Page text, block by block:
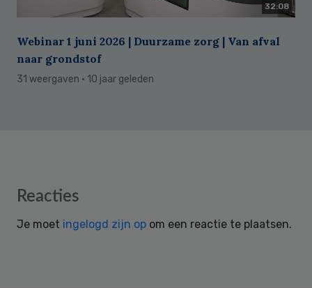
32:08
Webinar 1 juni 2026 | Duurzame zorg | Van afval
naar grondstof
31 weergaven · 10 jaar geleden
Reader
Reacties
Je moet ingelogd zijn op om een reactie te plaatsen.